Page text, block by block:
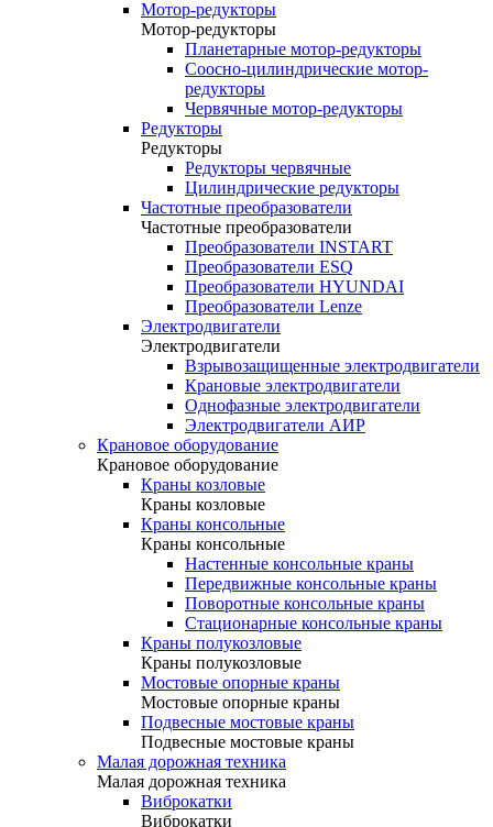
Мотор-редукторы
Мотор-редукторы
Планетарные мотор-редукторы
Соосно-цилиндрические мотор-
редукторы
Червячные мотор-редукторы
Редукторы
Редукторы
Редукторы червячные
Цилиндрические редукторы
Частотные преобразователи
Частотные преобразователи
Преобразователи INSTART
Преобразователи ESQ
Преобразователи HYUNDAI
Преобразователи Lenze
Электродвигатели
Электродвигатели
Взрывозащищенные электродвигатели
Крановые электродвигатели
Однофазные электродвигатели
Электродвигатели АИР
Крановое оборудование
Крановое оборудование
Краны козловые
Краны козловые
Краны консольные
Краны консольные
Настенные консольные краны
Передвижные консольные краны
Поворотные консольные краны
Стационарные консольные краны
Краны полукозловые
Краны полукозловые
Мостовые опорные краны
Мостовые опорные краны
Подвесные мостовые краны
Подвесные мостовые краны
Малая дорожная техника
Малая дорожная техника
Виброкатки
Виброкатки